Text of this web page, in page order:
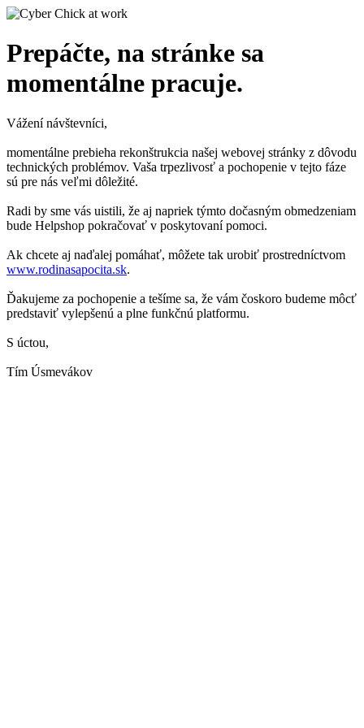
Prepáčte, na stránke sa
momentálne pracuje.
Vážení návštevníci,
momentálne prebieha rekonštrukcia našej webovej stránky z dôvodu
technických problémov. Vaša trpezlivosť a pochopenie v tejto fáze
sú pre nás veľmi dôležité.
Radi by sme vás uistili, že aj napriek týmto dočasným obmedzeniam
bude Helpshop pokračovať v poskytovaní pomoci.
Ak chcete aj naďalej pomáhať, môžete tak urobiť prostredníctvom
www.rodinasapocita.sk.
Ďakujeme za pochopenie a tešíme sa, že vám čoskoro budeme môcť
predstaviť vylepšenú a plne funkčnú platformu.
S úctou,
Tím Úsmevákov